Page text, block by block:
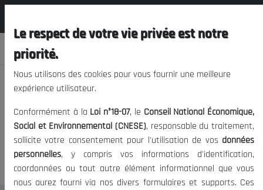
Nous vous prions de nous
excuser, mais l'accès à ce
contenu est restreint.
Le respect de votre vie privée est notre
priorité.
Nous utilisons des cookies pour vous fournir une meilleure
expérience utilisateur.
Conformément à la Loi n°18-07, le Conseil National Économique,
Social et Environnemental (CNESE), responsable du traitement,
sollicite votre consentement pour l'utilisation de vos données
personnelles, y compris vos informations d'identification,
coordonnées ou tout autre élément informationnel que vous
nous aurez fourni via nos divers formulaires et supports. Ces